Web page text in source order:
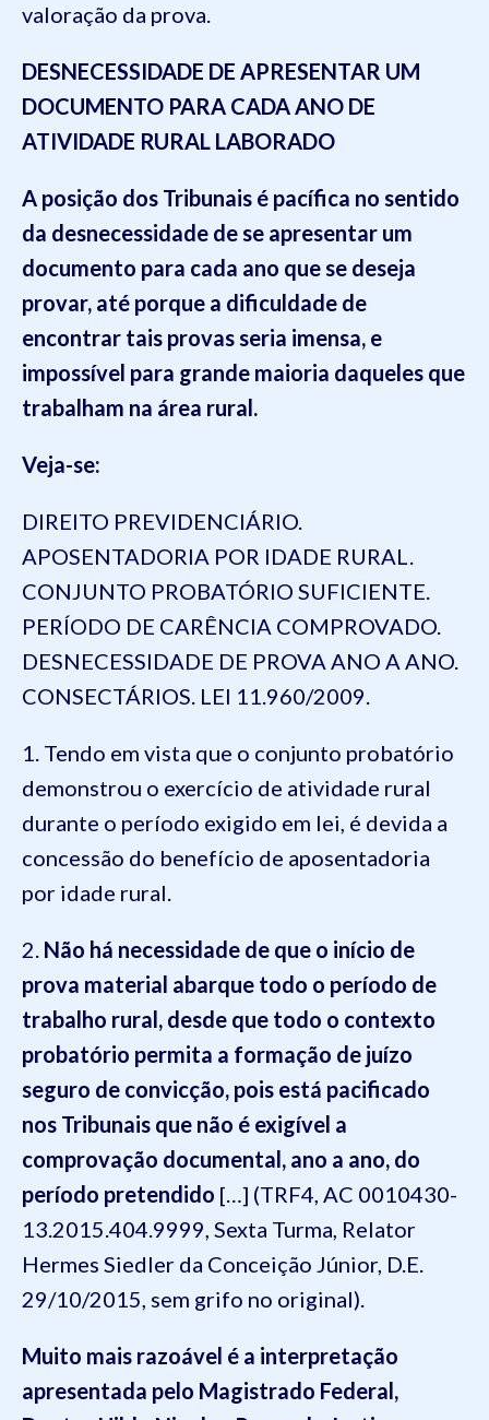
valoração da prova.
DESNECESSIDADE DE APRESENTAR UM
DOCUMENTO PARA CADA ANO DE
ATIVIDADE RURAL LABORADO
A posição dos Tribunais é pacífica no sentido
da desnecessidade de se apresentar um
documento para cada ano que se deseja
provar, até porque a dificuldade de
encontrar tais provas seria imensa, e
impossível para grande maioria daqueles que
trabalham na área rural.
Veja-se:
DIREITO PREVIDENCIÁRIO.
APOSENTADORIA POR IDADE RURAL.
CONJUNTO PROBATÓRIO SUFICIENTE.
PERÍODO DE CARÊNCIA COMPROVADO.
DESNECESSIDADE DE PROVA ANO A ANO.
CONSECTÁRIOS. LEI 11.960/2009.
1. Tendo em vista que o conjunto probatório
demonstrou o exercício de atividade rural
durante o período exigido em lei, é devida a
concessão do benefício de aposentadoria
por idade rural.
2. Não há necessidade de que o início de
prova material abarque todo o período de
trabalho rural, desde que todo o contexto
probatório permita a formação de juízo
seguro de convicção, pois está pacificado
nos Tribunais que não é exigível a
comprovação documental, ano a ano, do
período pretendido […] (TRF4, AC 0010430-
13.2015.404.9999, Sexta Turma, Relator
Hermes Siedler da Conceição Júnior, D.E.
29/10/2015, sem grifo no original).
Muito mais razoável é a interpretação
apresentada pelo Magistrado Federal,